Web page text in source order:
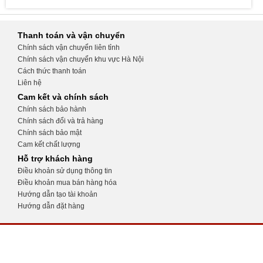
Thanh toán và vận chuyển
Chính sách vận chuyển liên tỉnh
Chính sách vận chuyển khu vực Hà Nội
Cách thức thanh toán
Liên hệ
Cam kết và chính sách
Chính sách bảo hành
Chính sách đổi và trả hàng
Chính sách bảo mật
Cam kết chất lượng
Hỗ trợ khách hàng
Điều khoản sử dụng thông tin
Điều khoản mua bán hàng hóa
Hướng dẫn tạo tài khoản
Hướng dẫn đặt hàng